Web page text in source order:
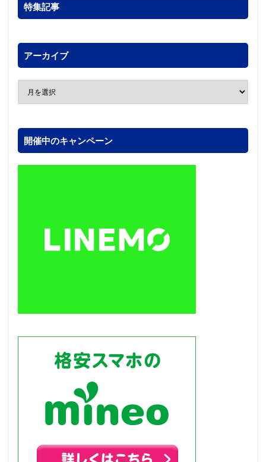
特集記事
アーカイブ
開催中のキャンペーン